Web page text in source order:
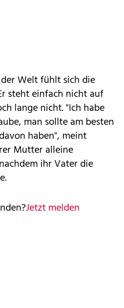
Welt fühlt sich die
steht einfach nicht auf
lange nicht. "Ich habe
man sollte am besten
haben", meint
Mutter alleine
ihr Vater die
Jetzt melden